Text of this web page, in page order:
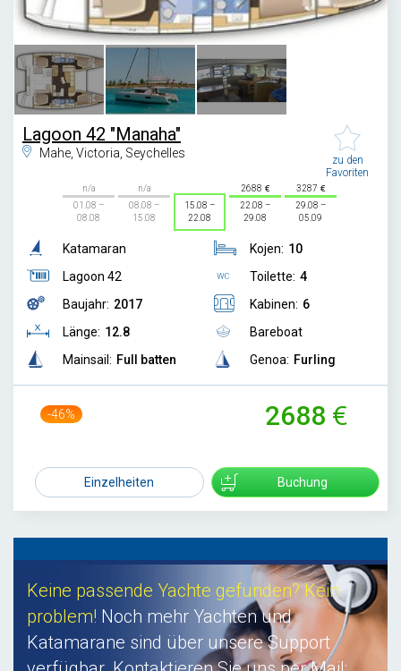
1/3
Lagoon 42 "Manaha"
Mahe, Victoria, Seychelles
zu den
Favoriten
n/a
01.08 –
08.08
n/a
08.08 –
15.08
15.08 –
22.08
2688
22.08 –
29.08
3287
29.08 –
05.09
Katamaran
Lagoon 42
Baujahr: 2017
Länge: 12.8
Mainsail: Full batten
Kojen: 10
Toilette: 4
Kabinen: 6
Bareboat
Genoa: Furling
-46% 2688
Einzelheiten Buchung
Keine passende Yachte gefunden? Kein
problem! Noch mehr Yachten und
Katamarane sind über unsere Support